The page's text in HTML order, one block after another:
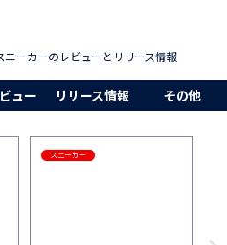
ニーカーのレビューとリリース情報
ュー リリース情報 その他
その他